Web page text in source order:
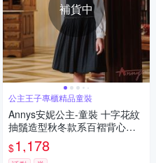
補貨中
公主王子專櫃精品童裝
Annys安妮公主-童裝 十字花紋
抽鬚造型秋冬款系百褶背心裙*
2239藍色
$1,178